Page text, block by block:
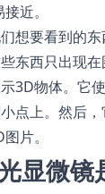
近。
想要看到的
东西只出现
3D物体。它
点上。然后
片。
显微镜